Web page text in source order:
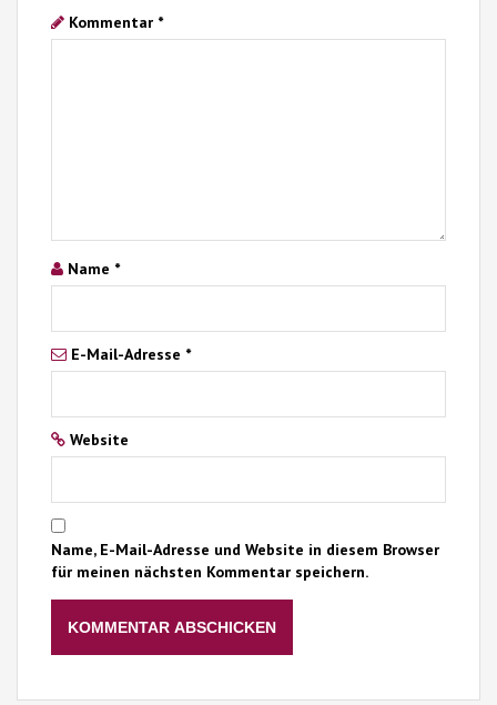
Kommentar *
Name *
E-Mail-Adresse *
Website
Name, E-Mail-Adresse und Website in diesem Browser
für meinen nächsten Kommentar speichern.